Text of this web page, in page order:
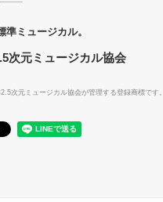
準ミュージカル。
次元ミュージカル協会
2.5次元ミュージカル協会が管理する登録商標です。